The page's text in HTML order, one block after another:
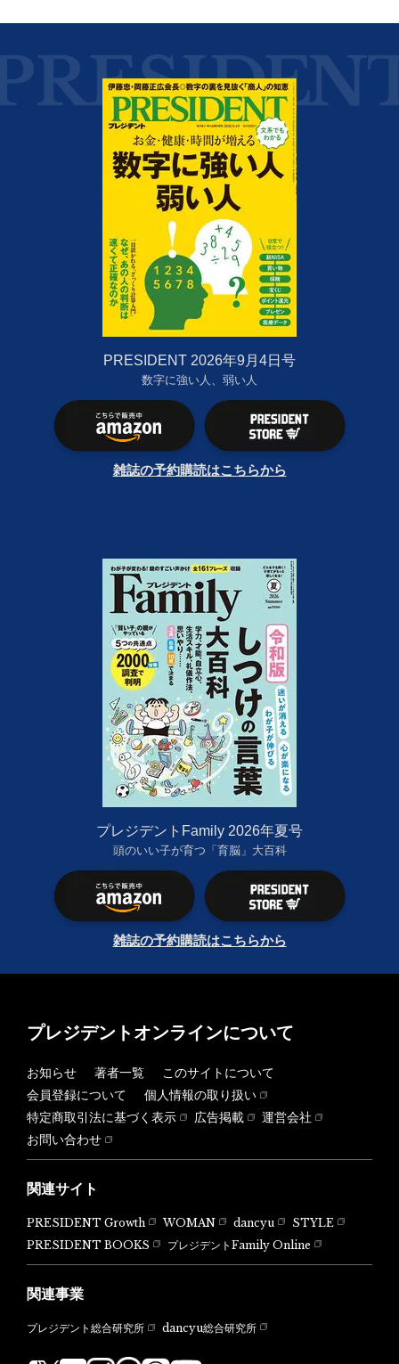
PRESIDENT 2026年9月4日号
数字に強い人、弱い人
雑誌の予約購読はこちらから
プレジデントFamily 2026年夏号
頭のいい子が育つ「育脳」大百科
雑誌の予約購読はこちらから
プレジデントオンラインについて
お知らせ 著者一覧
このサイトについて
会員登録について
個人情報の取り扱い
特定商取引法に基づく表示
広告掲載
運営会社
お問い合わせ
関連サイト
PRESIDENT Growth WOMAN dancyu
STYLE
PRESIDENT BOOKS
プレジデントFamily Online
関連事業
プレジデント総合研究所 dancyu総合研究所